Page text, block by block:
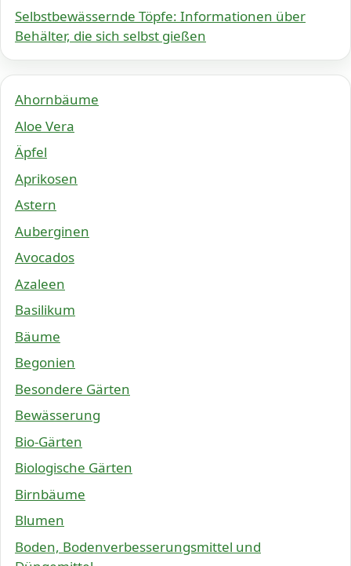
Selbstbewässernde Töpfe: Informationen über
Behälter, die sich selbst gießen
Ahornbäume
Aloe Vera
Äpfel
Aprikosen
Astern
Auberginen
Avocados
Azaleen
Basilikum
Bäume
Begonien
Besondere Gärten
Bewässerung
Bio-Gärten
Biologische Gärten
Birnbäume
Blumen
Boden, Bodenverbesserungsmittel und